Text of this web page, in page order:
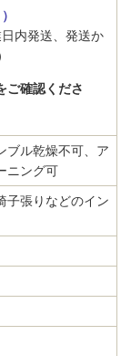
日内発送、発送か
ご確認くださ
ブル乾燥不可、ア
ニング可
子張りなどのイン